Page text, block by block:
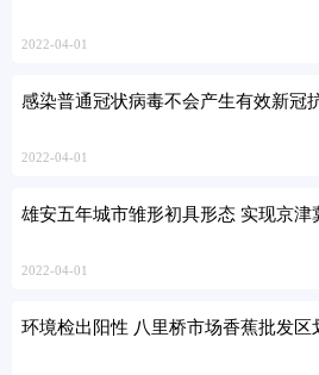
2022-04-01
感染普通冠状病毒不会产生有效新冠
2022-04-01
雄安五年城市雏形初具形态 实现京津
2022-04-01
环境检出阳性 八里桥市场香蕉批发区